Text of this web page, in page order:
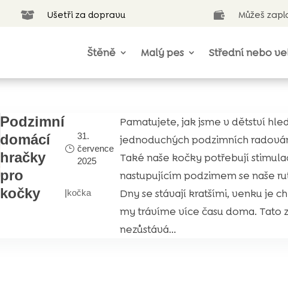
 Ušetři za dopravu  Můžeš
Štěně Malý pes Střední nebo
Podzimní
domácí
hračky
pro
kočky
31.
července
2025
|kočka
Pamatujete, jak jsme v dětství
jednoduchých podzimních
Také naše kočky potřebují
nastupujícím podzimem se naše
Dny se stávají kratšími, venku je
my trávíme více času doma. Tato
nezůstává...